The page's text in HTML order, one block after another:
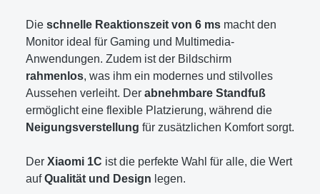
Die schnelle Reaktionszeit von 6 ms macht den
Monitor ideal für Gaming und Multimedia-
Anwendungen. Zudem ist der Bildschirm
rahmenlos, was ihm ein modernes und stilvolles
Aussehen verleiht. Der abnehmbare Standfuß
ermöglicht eine flexible Platzierung, während die
Neigungsverstellung für zusätzlichen Komfort sorgt.
Der Xiaomi 1C ist die perfekte Wahl für alle, die Wert
aufQualität und Design legen.